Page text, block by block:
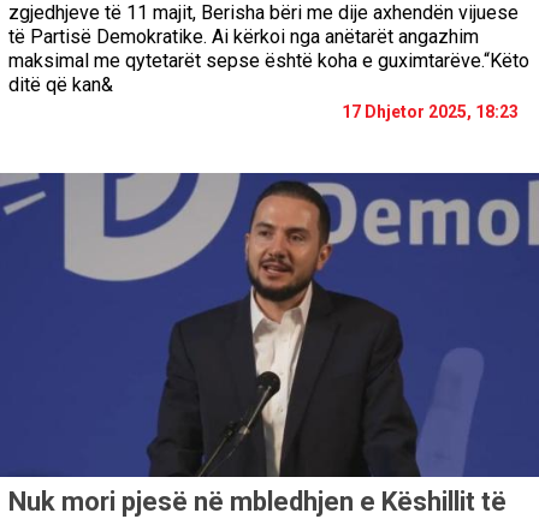
zgjedhjeve të 11 majit, Berisha bëri me dije axhendën vijuese
të Partisë Demokratike. Ai kërkoi nga anëtarët angazhim
maksimal me qytetarët sepse është koha e guximtarëve.“Këto
ditë që kan&
17 Dhjetor 2025, 18:23
Nuk mori pjesë në mbledhjen e Këshillit të